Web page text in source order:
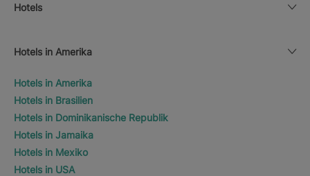
Hotels
Hotels in Amerika
Hotels in Amerika
Hotels in Brasilien
Hotels in Dominikanische Republik
Hotels in Jamaika
Hotels in Mexiko
Hotels in USA